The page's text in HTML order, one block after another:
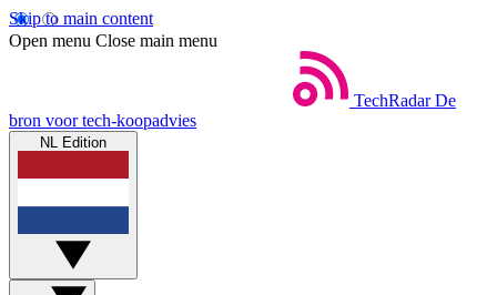
Skip to main content
Open menu Close main menu
TechRadar De
bron voor tech-koopadvies
NL Edition